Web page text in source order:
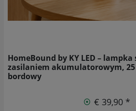
HomeBound by KY LED – lampka
zasilaniem akumulatorowym,
bordowy
€ 39,90 *